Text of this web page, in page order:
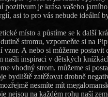
pozitivum je krása vašeho
asi to pro vás nebude ideální
místo a půstíme se k další
stromu, vzpomeňte si na
vzor. A nebo si můžeme postavit
zatěžovat drobně negativními
mít megalomanské představy o
rohu naší země, aby se na ně vaše